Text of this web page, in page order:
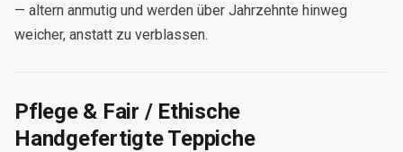
— altern anmutig und werden über Jahrzehnte hinweg
weicher, anstatt zu verblassen.
Pflege & Fair / Ethische
Handgefertigte Teppiche